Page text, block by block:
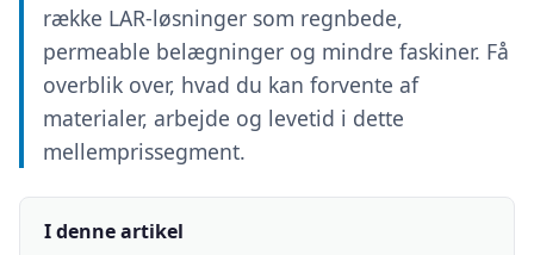
række LAR-løsninger som regnbede,
permeable belægninger og mindre faskiner. Få
overblik over, hvad du kan forvente af
materialer, arbejde og levetid i dette
mellemprissegment.
I denne artikel